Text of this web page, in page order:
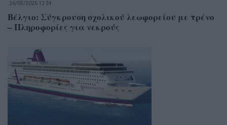
26/05/2026 12:24
Βέλγιο: Σύγκρουση σχολικού λεωφορείου με τρένο
– Πληροφορίες για νεκρούς